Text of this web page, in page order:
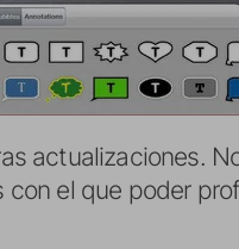
actualizaciones.
el que poder